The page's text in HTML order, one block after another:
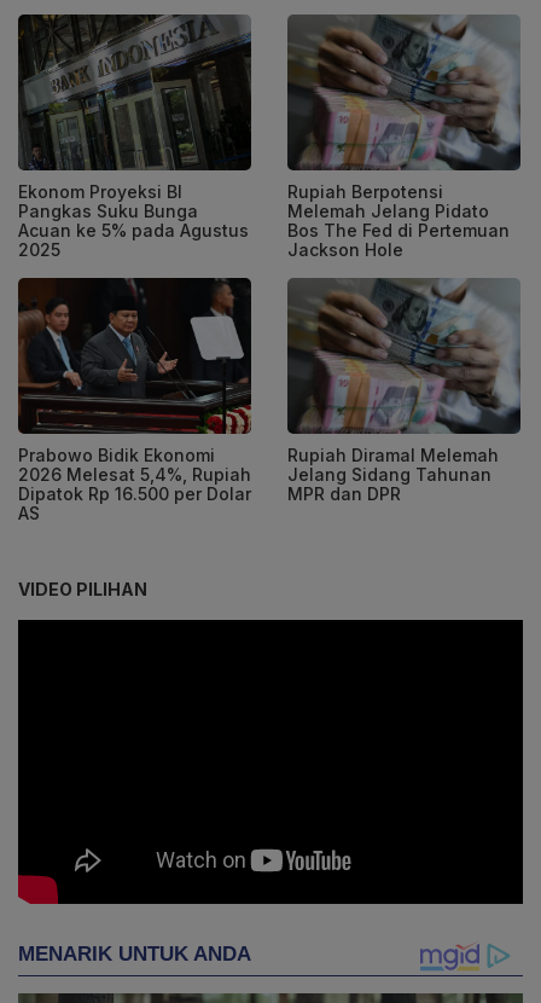
Ekonom Proyeksi BI
Pangkas Suku Bunga
Acuan ke 5% pada Agustus
2025
Rupiah Berpotensi
Melemah Jelang Pidato
Bos The Fed di Pertemuan
Jackson Hole
Prabowo Bidik Ekonomi
2026 Melesat 5,4%, Rupiah
Dipatok Rp 16.500 per Dolar
AS
Rupiah Diramal Melemah
Jelang Sidang Tahunan
MPR dan DPR
VIDEO PILIHAN